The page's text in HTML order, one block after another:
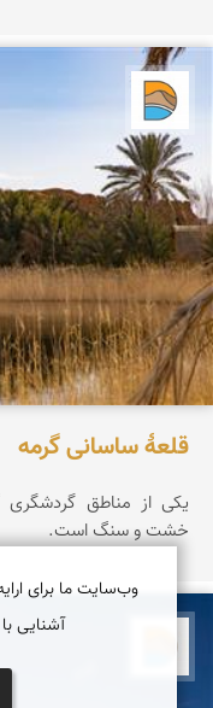
قلعۀ ساسانی گرمه
یکی از مناطق
خشت و سنگ است.
وب‌سایت ما برای
آشنایی